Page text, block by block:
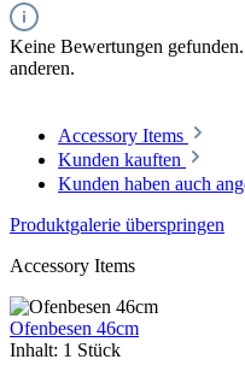
Keine Bewertungen
anderen.
Accessory Items
Kunden kauften
Kunden haben auch
Produktgalerie überspringen
Accessory Items
Ofenbesen 46cm
Inhalt: 1 Stück